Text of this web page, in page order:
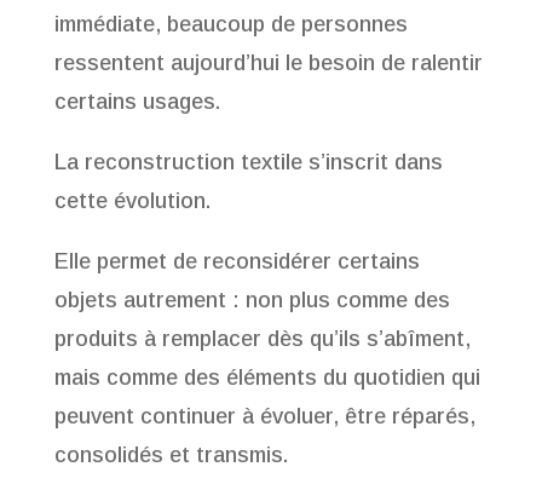
immédiate, beaucoup de personnes
ressentent aujourd’hui le besoin de ralentir
certains usages.
La reconstruction textile s’inscrit dans
cette évolution.
Elle permet de reconsidérer certains
objets autrement : non plus comme des
produits à remplacer dès qu’ils s’abîment,
mais comme des éléments du quotidien qui
peuvent continuer à évoluer, être réparés,
consolidés et transmis.